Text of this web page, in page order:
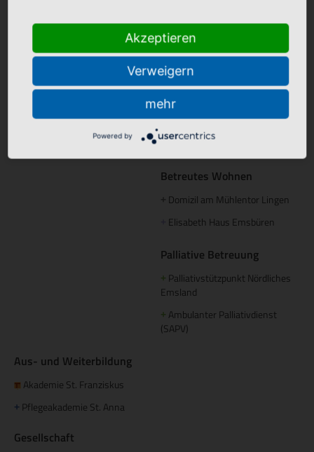
Instagram
St. Bonifatius
Hospitalgesellschaft
Ambulante Pflege
+Caritas Altenhilfe Emsland
+Caritas Sozialstation Lingen
Ambulante Pflege Sögel
Betreutes Wohnen
Domizil am Mühlentor Lingen
Elisabeth Haus Emsbüren
Palliative Betreuung
+ Palliativstützpunkt Nördliches
Emsland
+ Ambulanter Palliativdienst
(SAPV)
Aus- und Weiterbildung
Akademie St. Franziskus
+ Pflegeakademie St. Anna
Gesellschaft
Akzeptieren
Verweigern
mehr
Powered by